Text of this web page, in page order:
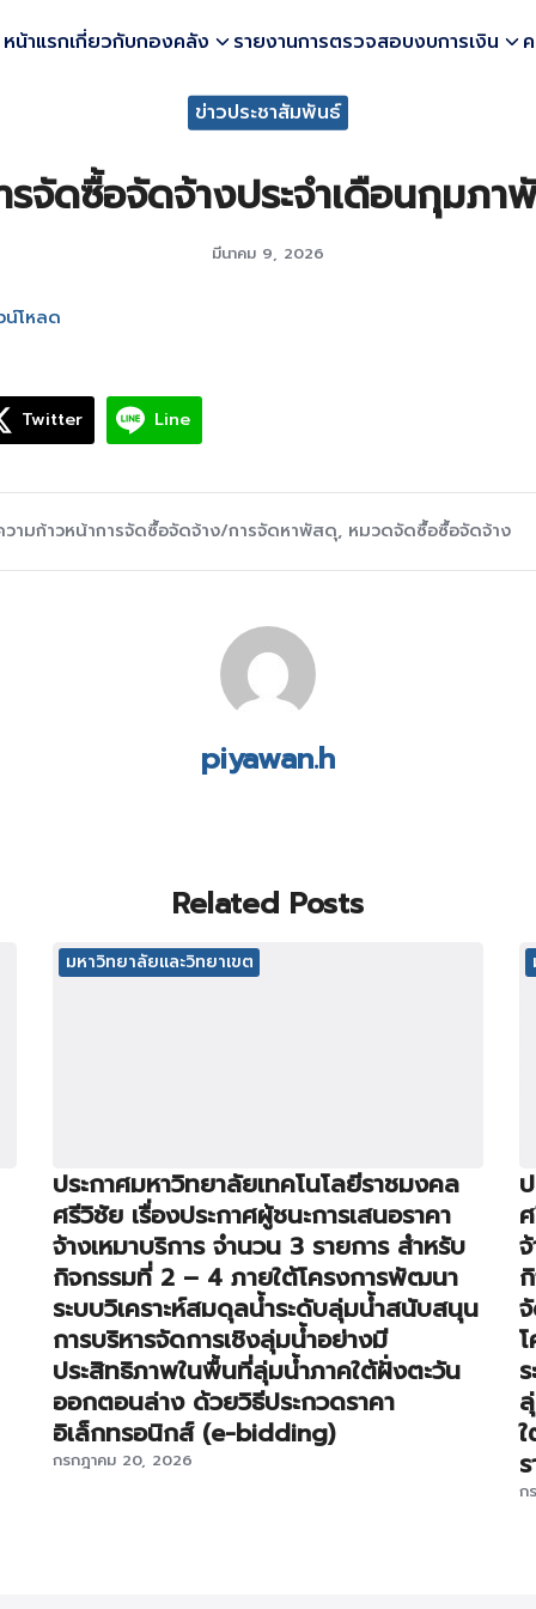
หน้าแรกเกี่ยวกับกองคลัง รายงานการตรวจสอบงบการเงิน
ข่าวประชาสัมพันธ์
จัดซื้อจัดจ้างประจำเดือนกุมภา
มีนาคม 9, 2026
น์โหลด
Twitter Line
วามก้าวหน้าการจัดซื้อจัดจ้าง/การจัดหาพัสดุ, หมวดจัดซื้อซื้อจัดจ้าง
piyawan.h
Related Posts
มหาวิทยาลัยและวิทยาเขต
ประกาศมหาวิทยาลัยเทคโนโลยีราชมงคล
ศรีวิชัย เรื่องประกาศผู้ชนะการเสนอราคา
จ้างเหมาบริการ จำนวน 3 รายการ สำหรับ
กิจกรรมที่ 2 – 4 ภายใต้โครงการพัฒนา
ระบบวิเคราะห์สมดุลน้ำระดับลุ่มน้ำสนับสนุน
การบริหารจัดการเชิงลุ่มน้ำอย่างมี
ประสิทธิภาพในพื้นที่ลุ่มน้ำภาคใต้ฝั่งตะวัน
ออกตอนล่าง ด้วยวิธีประกวดราคา
อิเล็กทรอนิกส์ (e-bidding)
กรกฎาคม 20, 2026
ก